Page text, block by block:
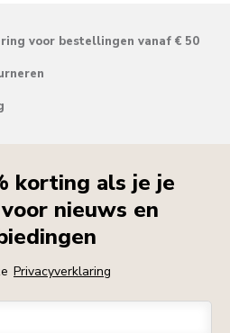
voor bestellingen vanaf € 50
korting als je je
nieuws en
Privacyverklaring